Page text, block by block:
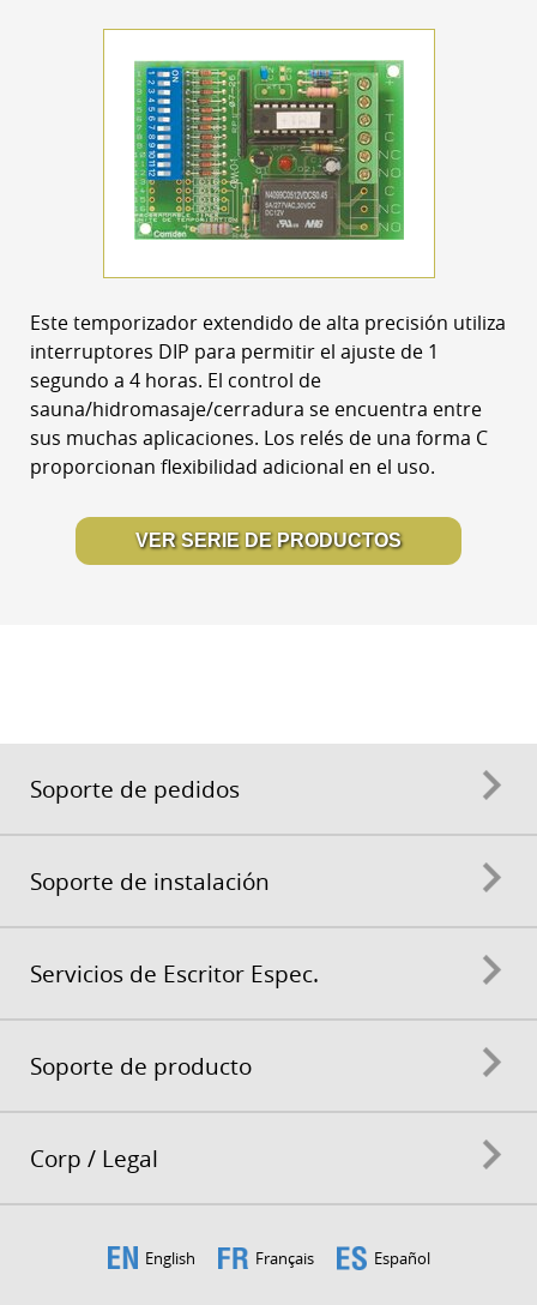
Este temporizador extendido de alta precisión utiliza
interruptores DIP para permitir el ajuste de 1
segundo a 4 horas. El control de
sauna/hidromasaje/cerradura se encuentra entre
sus muchas aplicaciones. Los relés de una forma C
proporcionan flexibilidad adicional en el uso.
VER SERIE DE PRODUCTOS
Soporte de pedidos
Soporte de instalación
Servicios de Escritor Espec.
Soporte de producto
Corp / Legal
English Français Español